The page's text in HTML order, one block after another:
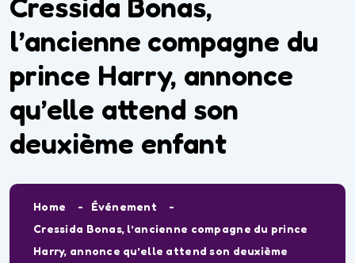
l’ancienne compagne du
prince Harry, annonce
qu’elle attend son
deuxième enfant
Home
Événement
Cressida Bonas, l’ancienne compagne du prince
Harry, annonce qu’elle attend son deuxième